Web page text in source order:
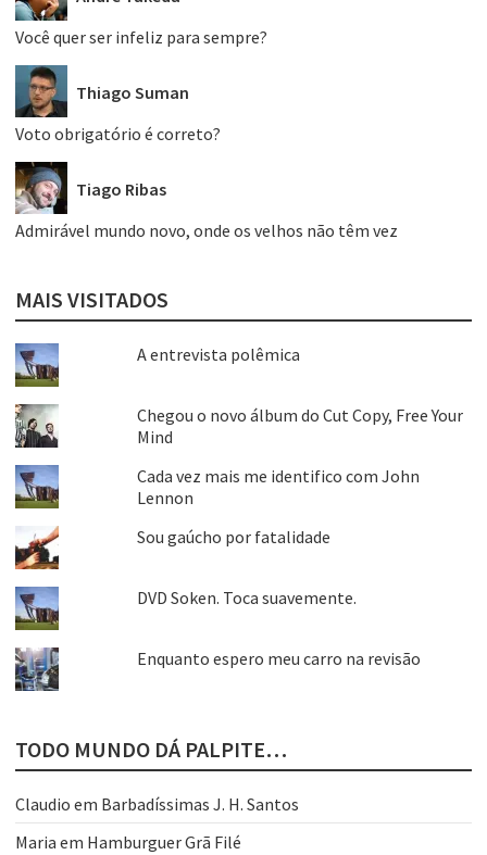
Você quer ser infeliz para sempre?
Thiago Suman
Voto obrigatório é correto?
Tiago Ribas
Admirável mundo novo, onde os velhos não têm vez
MAIS VISITADOS
A entrevista polêmica
Chegou o novo álbum do Cut Copy, Free Your
Mind
Cada vez mais me identifico com John
Lennon
Sou gaúcho por fatalidade
DVD Soken. Toca suavemente.
Enquanto espero meu carro na revisão
TODO MUNDO DÁ PALPITE…
Claudio em Barbadíssimas J. H. Santos
Maria em Hamburguer Grã Filé